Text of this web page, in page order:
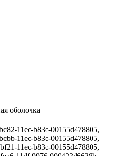
оболочка
11ec-b83c-00155d478805,
11ec-b83c-00155d478805,
11ec-b83c-00155d478805,